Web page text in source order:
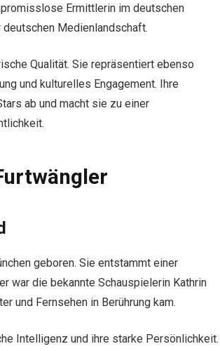
Ermittlerin im deutschen
Medienlandschaft.
Qualität. Sie repräsentiert ebenso
und kulturelles Engagement. Ihre
ab und macht sie zu einer
geboren. Sie entstammt einer
war die bekannte Schauspielerin Kathrin
und Fernsehen in Berührung kam.
Intelligenz und ihre starke Persönlichkeit.